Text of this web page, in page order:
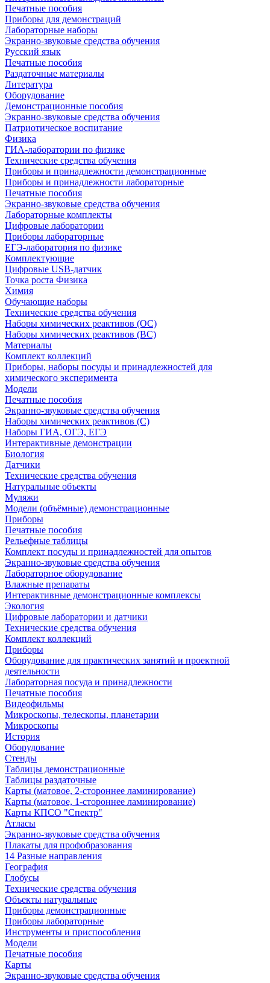
Печатные пособия
Приборы для демонстраций
Лабораторные наборы
Экранно-звуковые средства обучения
Русский язык
Печатные пособия
Раздаточные материалы
Литература
Оборудование
Демонстрационные пособия
Экранно-звуковые средства обучения
Патриотическое воспитание
Физика
ГИА-лаборатории по физике
Технические средства обучения
Приборы и принадлежности демонстрационные
Приборы и принадлежности лабораторные
Печатные пособия
Экранно-звуковые средства обучения
Лабораторные комплекты
Цифровые лаборатории
Приборы лабораторные
ЕГЭ-лаборатория по физике
Комплектующие
Цифровые USB-датчик
Точка роста Физика
Химия
Обучающие наборы
Технические средства обучения
Наборы химических реактивов (ОС)
Наборы химических реактивов (ВС)
Материалы
Комплект коллекций
Приборы, наборы посуды и принадлежностей для
химического эксперимента
Модели
Печатные пособия
Экранно-звуковые средства обучения
Наборы химических реактивов (С)
Наборы ГИА, ОГЭ, ЕГЭ
Интерактивные демонстрации
Биология
Датчики
Технические средства обучения
Натуральные объекты
Муляжи
Модели (объёмные) демонстрационные
Приборы
Печатные пособия
Рельефные таблицы
Комплект посуды и принадлежностей для опытов
Экранно-звуковые средства обучения
Лабораторное оборудование
Влажные препараты
Интерактивные демонстрационные комплексы
Экология
Цифровые лаборатории и датчики
Технические средства обучения
Комплект коллекций
Приборы
Оборудование для практических занятий и проектной
деятельности
Лабораторная посуда и принадлежности
Печатные пособия
Видеофильмы
Микроскопы, телескопы, планетарии
Микроскопы
История
Оборудование
Стенды
Таблицы демонстрационные
Таблицы раздаточные
Карты (матовое, 2-стороннее ламинирование)
Карты (матовое, 1-стороннее ламинирование)
Карты КПСО "Спектр"
Атласы
Экранно-звуковые средства обучения
Плакаты для профобразования
14 Разные направления
География
Глобусы
Технические средства обучения
Объекты натуральные
Приборы демонстрационные
Приборы лабораторные
Инструменты и приспособления
Модели
Печатные пособия
Карты
Экранно-звуковые средства обучения